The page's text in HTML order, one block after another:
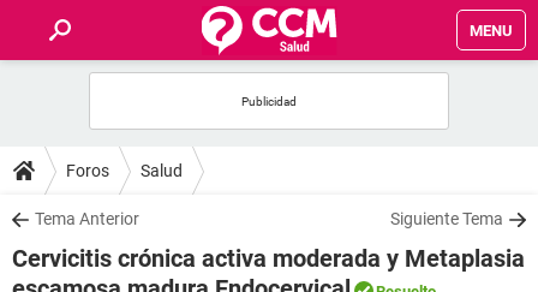
MENU
FOROS
SALUD
Foros Salud
Tema Anterior Siguiente Tema
Cervicitis crónica activa moderada y Metaplasia